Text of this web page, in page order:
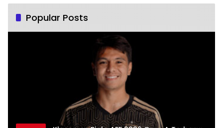
Popular Posts